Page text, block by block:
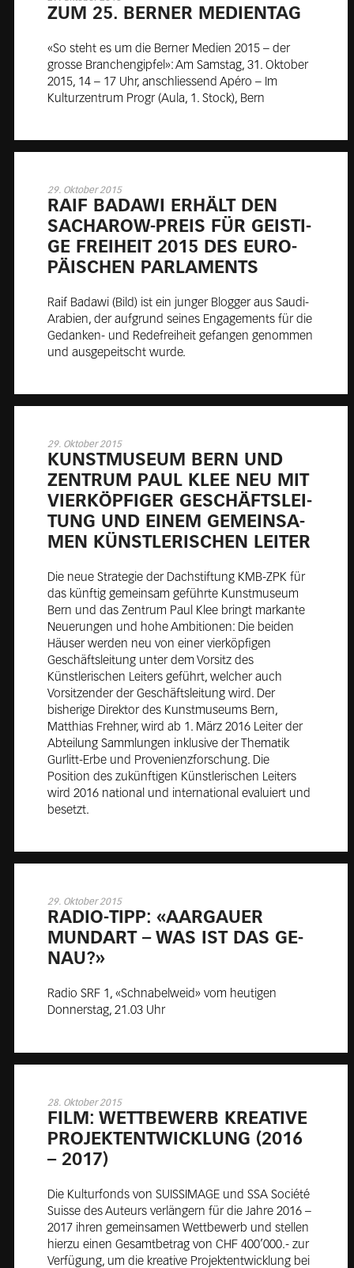
ZUM 25. BER­NER ME­DI­EN­TAG
«So steht es um die Berner Medien 2015 – der
grosse Branchengipfel»: Am Samstag, 31. Oktober
2015, 14 – 17 Uhr, anschliessend Apéro – Im
Kulturzentrum Progr (Aula, 1. Stock), Bern
29. Oktober 2015
RAIF BA­D­A­WI ER­HÄLT DEN
SACHA­ROW-PREIS FÜR GEIS­TI­
GE FREI­HEIT 2015 DES EU­RO­
PÄI­SCHEN PAR­LA­MENTS
Raif Badawi (Bild) ist ein junger Blogger aus Saudi-
Arabien, der aufgrund seines Engagements für die
Gedanken- und Redefreiheit gefangen genommen
und ausgepeitscht wurde.
29. Oktober 2015
KUNST­MU­SE­UM BERN UND
ZEN­TRUM PAUL KLEE NEU MIT
VIER­KÖP­FI­GER GE­SCHÄFTS­LEI­
TUNG UND EI­NEM GE­MEIN­SA­
MEN KÜNST­LE­RI­SCHEN LEI­TER
Die neue Strategie der Dachstiftung KMB-ZPK für
das künftig gemeinsam geführte Kunstmuseum
Bern und das Zentrum Paul Klee bringt markante
Neuerungen und hohe Ambitionen: Die beiden
Häuser werden neu von einer vierköpfigen
Geschäftsleitung unter dem Vorsitz des
Künstlerischen Leiters geführt, welcher auch
Vorsitzender der Geschäftsleitung wird. Der
bisherige Direktor des Kunstmuseums Bern,
Matthias Frehner, wird ab 1. März 2016 Leiter der
Abteilung Sammlungen inklusive der Thematik
Gurlitt-Erbe und Provenienzforschung. Die
Position des zukünftigen Künstlerischen Leiters
wird 2016 national und international evaluiert und
besetzt.
29. Oktober 2015
RA­DIO-TIPP: «AAR­GAU­ER
MUND­ART – WAS IST DAS GE­
NAU?»
Radio SRF 1, «Schnabelweid» vom heutigen
Donnerstag, 21.03 Uhr
28. Oktober 2015
FILM: WETT­BE­WERB KREA­TI­VE
PRO­JEKT­ENT­WICK­LUNG (2016
– 2017)
Die Kulturfonds von SUISSIMAGE und SSA Société
Suisse des Auteurs verlängern für die Jahre 2016 –
2017 ihren gemeinsamen Wettbewerb und stellen
hierzu einen Gesamtbetrag von CHF 400’000.- zur
Verfügung, um die kreative Projektentwicklung bei